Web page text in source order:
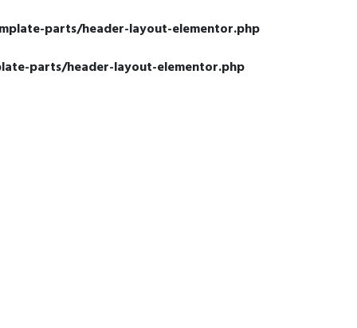
parts/header-layout-elementor.php
parts/header-layout-elementor.php